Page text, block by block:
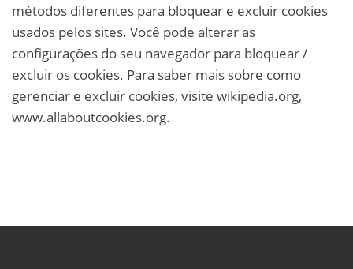
métodos diferentes para bloquear e excluir cookies
usados pelos sites. Você pode alterar as
configurações do seu navegador para bloquear /
excluir os cookies. Para saber mais sobre como
gerenciar e excluir cookies, visite wikipedia.org,
www.allaboutcookies.org.